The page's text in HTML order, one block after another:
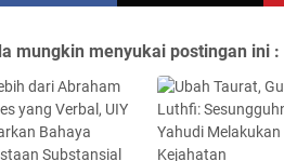
mungkin menyukai postingan ini :